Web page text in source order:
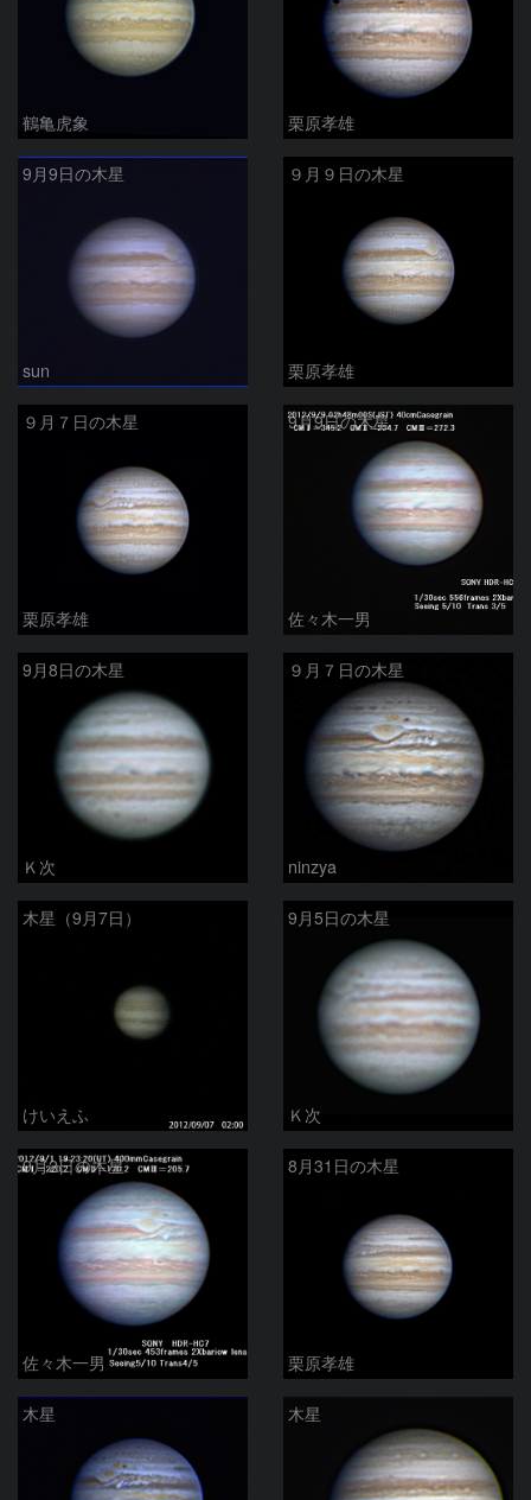
鶴亀虎象 栗原孝雄
9月9日の木星
sun
９月９日の木星
栗原孝雄
９月７日の木星
栗原孝雄
9月9日の木星
佐々木一男
9月8日の木星
Ｋ次
９月７日の木星
ninzya
木星（9月7日）
けいえふ
9月5日の木星
Ｋ次
9月2日の木星
佐々木一男
8月31日の木星
栗原孝雄
木星 木星